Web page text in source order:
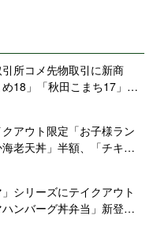
所コメ先物取引に新商
18」「秋田こまち17」ス
アウト限定「お子様ラン
老天丼」半額、「チキン
シリーズにテイクアウト
ンバーグ丼弁当」新登